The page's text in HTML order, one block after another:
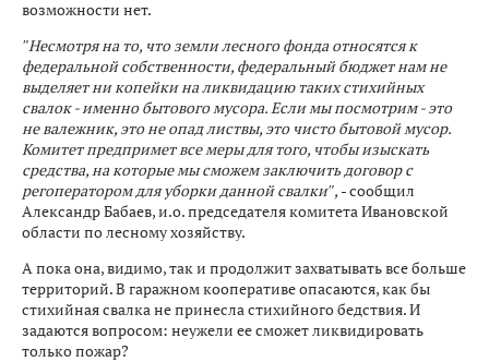
возможности нет.
″Несмотря на то, что земли лесного фонда относятся к
федеральной собственности, федеральный бюджет нам не
выделяет ни копейки на ликвидацию таких стихийных
свалок - именно бытового мусора. Если мы посмотрим - это
не валежник, это не опад листвы, это чисто бытовой мусор.
Комитет предпримет все меры для того, чтобы изыскать
средства, на которые мы сможем заключить договор с
регоператором для уборки данной свалки″, - сообщил
Александр Бабаев, и.о. председателя комитета Ивановской
области по лесному хозяйству.
А пока она, видимо, так и продолжит захватывать все больше
территорий. В гаражном кооперативе опасаются, как бы
стихийная свалка не принесла стихийного бедствия. И
задаются вопросом: неужели ее сможет ликвидировать
только пожар?